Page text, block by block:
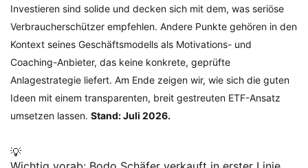
Investieren sind solide und decken sich mit dem, was seriöse
Verbraucherschützer empfehlen. Andere Punkte gehören in den
Kontext seines Geschäftsmodells als Motivations- und
Coaching-Anbieter, das keine konkrete, geprüfte
Anlagestrategie liefert. Am Ende zeigen wir, wie sich die guten
Ideen mit einem transparenten, breit gestreuten ETF-Ansatz
umsetzen lassen. Stand: Juli 2026.
💡